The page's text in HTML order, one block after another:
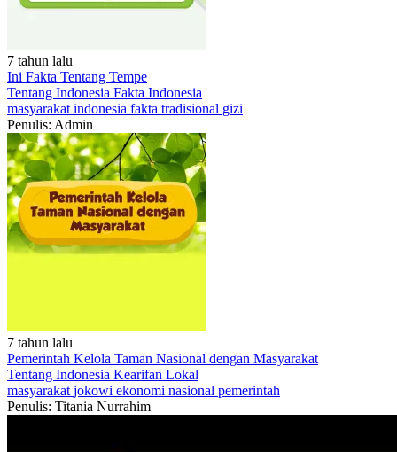
7 tahun lalu
Ini Fakta Tentang Tempe
Tentang Indonesia Fakta Indonesia
masyarakat indonesia fakta tradisional gizi
Penulis: Admin
7 tahun lalu
Pemerintah Kelola Taman Nasional dengan Masyarakat
Tentang Indonesia Kearifan Lokal
masyarakat jokowi ekonomi nasional pemerintah
Penulis: Titania Nurrahim